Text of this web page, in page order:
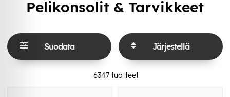
Pelikonsolit & Tarvikkeet
Suodata Järjestellä
6347 tuotteet